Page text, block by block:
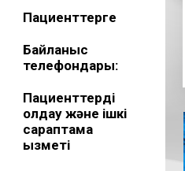
Пациенттерге
Байланыс
телефондары:
Пациенттерді
қолдау және ішкі
сараптама
қызметі